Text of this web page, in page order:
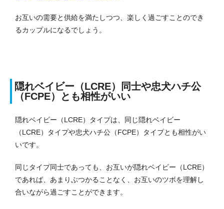
お互いの需要と供給を満たしつつ、楽しく過ごすことのでき
るカップルになるでしょう。
隠れベイビー（LCRE）同士や忠犬ハチ公
（FCPE）とも相性がいい
隠れベイビー（LCRE）タイプは、同じ隠れベイビー
（LCRE）タイプや忠犬ハチ公（FCPE）タイプとも相性がい
いです。
同じタイプ同士であっても、お互いが隠れベイビー（LCRE）
であれば、あまりぶつかることなく、お互いのツボを理解し
合いながら過ごすことができます。